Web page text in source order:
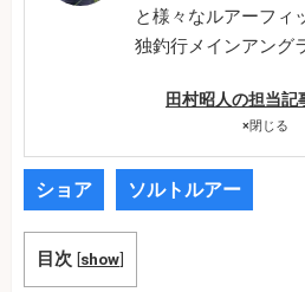
と様々なルアーフィ
独釣行メインアング
田村昭人の担当記
×閉じる
ショア ソルトルアー
目次 [show]